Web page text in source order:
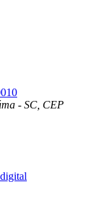
- SC, CEP